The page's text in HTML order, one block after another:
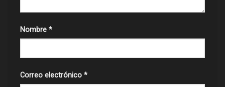
Nombre *
Correo electrónico *